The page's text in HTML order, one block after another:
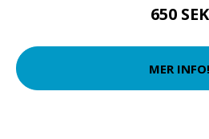
650 SEK
MER INFO!